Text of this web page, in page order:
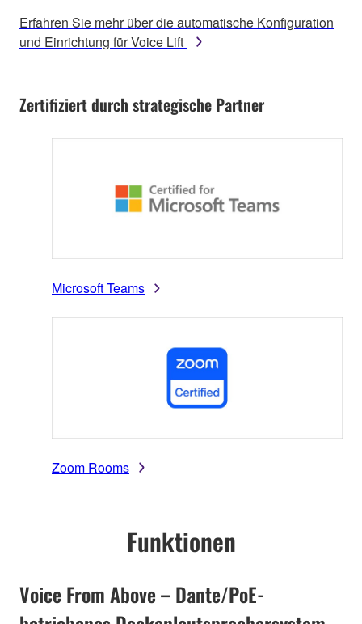
Erfahren Sie mehr über die automatische Konfiguration
und Einrichtung für Voice Lift
Zertifiziert durch strategische Partner
Microsoft Teams
Zoom Rooms
Funktionen
Voice From Above – Dante/PoE-